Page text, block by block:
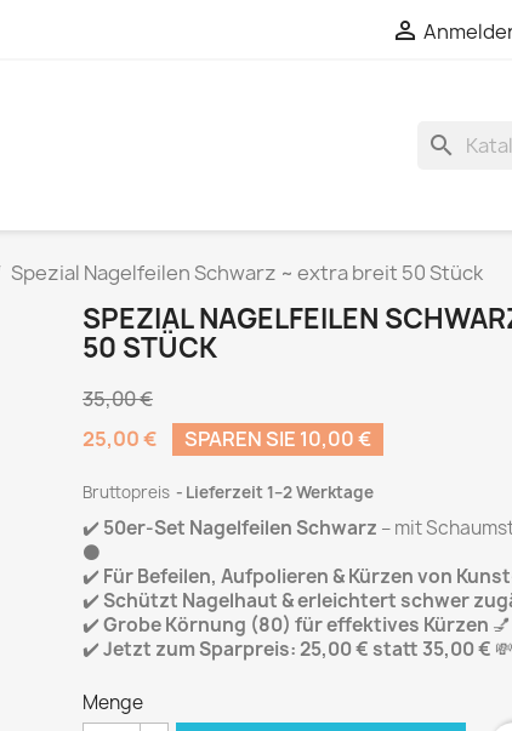

search
Spezial Nagelfeilen Schwarz ~ extra breit 50 Stück
SPEZIAL NAGELFEILEN
50 STÜCK
35,00 €
25,00 €
SPAREN SIE 10,00 €
Bruttopreis Lieferzeit 1–2 Werktage
✔️ 50er-Set Nagelfeilen Schwarz – mit
⚫
✔️ Für Befeilen, Aufpolieren & Kürzen von
✔️Schützt Nagelhaut & erleichtert schwer
✔️Grobe Körnung (80) für effektives Kürzen 💅
✔️Jetzt zum Sparpreis: 25,00 € statt 35,00 € 💸
Menge